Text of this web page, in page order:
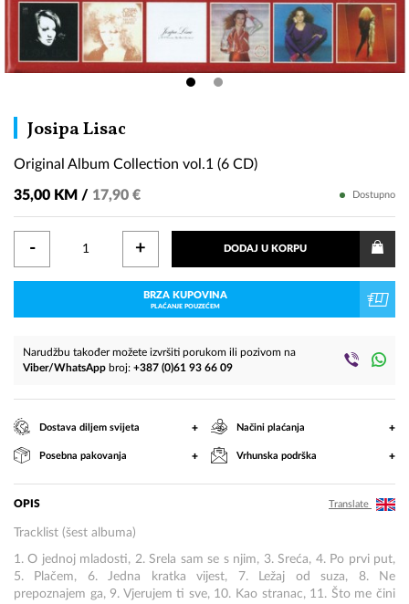
Josipa LisacOriginal
Collection
vol.1
(6
CD)
Original Album Collection vol.1 (6 CD)
35,00 KM / 17,90 € Dostupno
- + DODAJ U KORPU
BRZA KUPOVINA
PLAĆANJE POUZEĆEM
Narudžbu također možete izvršiti porukom ili pozivom na
Viber/WhatsApp broj: +387 (0)61 93 66 09
Dostava diljem svijeta + Načini plaćanja +
Posebna pakovanja + Vrhunska podrška +
OPIS Translate
Tracklist (šest albuma)
1. O jednoj mladosti, 2. Srela sam se s njim, 3. Sreća, 4. Po prvi put,
5. Plačem, 6. Jedna kratka vijest, 7. Ležaj od suza, 8. Ne
prepoznajem ga, 9. Vjerujem ti sve, 10. Kao stranac, 11. Što me čini